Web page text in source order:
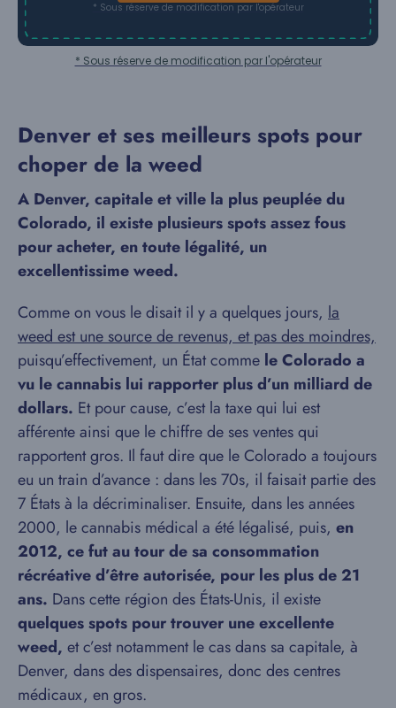
* Sous réserve de modification par l'opérateur
* Sous réserve de modification par l'opérateur
Denver et ses meilleurs spots pour
choper de la weed
A Denver, capitale et ville la plus peuplée du
Colorado, il existe plusieurs spots assez fous
pour acheter, en toute légalité, un
excellentissime weed.
Comme on vous le disait il y a quelques jours, la
weed est une source de revenus, et pas des moindres,
puisqu’effectivement, un État comme le Colorado a
vu le cannabis lui rapporter plus d’un milliard de
dollars. Et pour cause, c’est la taxe qui lui est
afférente ainsi que le chiffre de ses ventes qui
rapportent gros. Il faut dire que le Colorado a toujours
eu un train d’avance : dans les 70s, il faisait partie des
7 États à la décriminaliser. Ensuite, dans les années
2000, le cannabis médical a été légalisé, puis, en
2012, ce fut au tour de sa consommation
récréative d’être autorisée, pour les plus de 21
ans. Dans cette région des États-Unis, il existe
quelques spots pour trouver une excellente
weed, et c’est notamment le cas dans sa capitale, à
Denver, dans des dispensaires, donc des centres
médicaux, en gros.